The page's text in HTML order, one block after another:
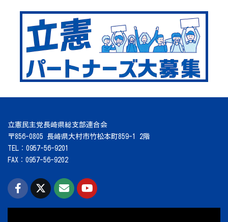
立憲民主党長崎県総支部連合会
〒856-0805 長崎県大村市竹松本町859-1 2階
TEL：0957-56-9201
FAX：0957-56-9202